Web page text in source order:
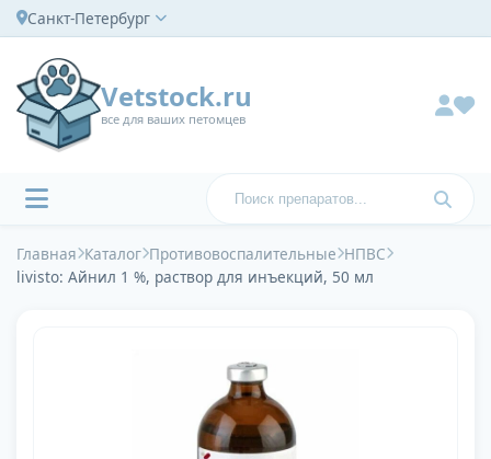
Санкт-Петербург
Vetstock.ru
все для ваших петомцев
Главная Каталог Противовоспалительные НПВС
livisto: Айнил 1 %, раствор для инъекций, 50 мл